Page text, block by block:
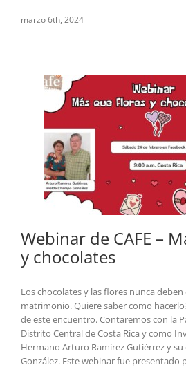
marzo 6th, 2024
Webinar de CAFE –
y chocolates
Los chocolates y las flores nunca
matrimonio. Quiere saber como
de este encuentro. Contaremos con la
Distrito Central de Costa Rica y como
Hermano Arturo Ramírez Gutiérrez y
González. Este webinar fue presentado